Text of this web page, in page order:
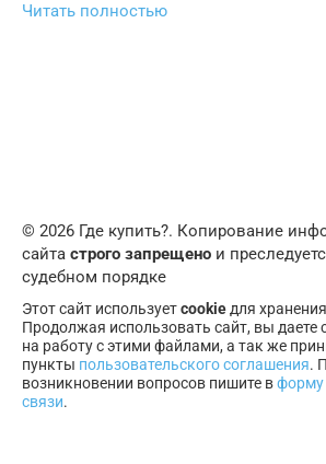
Читать полностью
© 2026 Где купить?. Копирование
сайта строго запрещено и
судебном порядке
Этот сайт используетcookie для
Продолжая использовать сайт, вы даете
на работу с этими файлами, а так же
пункты пользовательского соглашения.
возникновении вопросов пишите вформу
связи.